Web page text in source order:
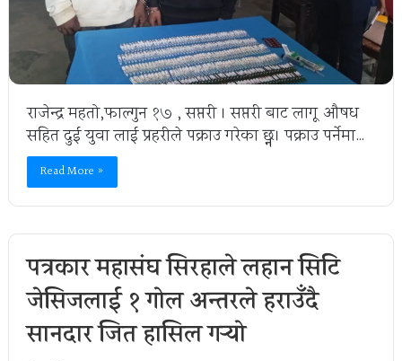
राजेन्द्र महतो,फाल्गुन १७ , सप्तरी । सप्तरी बाट लागू औषध
सहित दुई युवा लाई प्रहरीले पक्राउ गरेका छ्न। पक्राउ पर्नेमा…
Read More »
पत्रकार महासंघ सिरहाले लहान सिटि
जेसिजलाई १ गोल अन्तरले हराउँदै
सानदार जित हासिल गर्‍यो